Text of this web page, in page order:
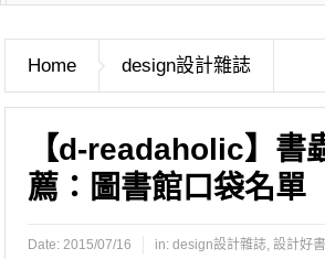
Home design設計雜誌
【d-readaholic】書
薦：圖書館口袋名單
Date:2015/07/16 in:design設計雜誌,設計好書